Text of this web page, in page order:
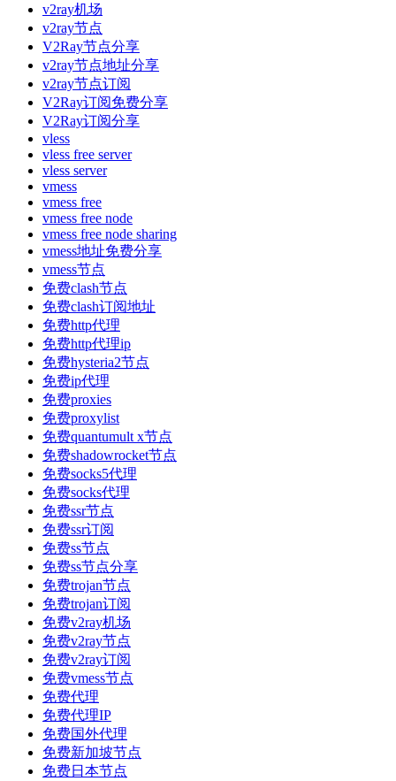
v2ray机场
v2ray节点
V2Ray节点分享
v2ray节点地址分享
v2ray节点订阅
V2Ray订阅免费分享
V2Ray订阅分享
vless
vless free server
vless server
vmess
vmess free
vmess free node
vmess free node sharing
vmess地址免费分享
vmess节点
免费clash节点
免费clash订阅地址
免费http代理
免费http代理ip
免费hysteria2节点
免费ip代理
免费proxies
免费proxylist
免费quantumult x节点
免费shadowrocket节点
免费socks5代理
免费socks代理
免费ssr节点
免费ssr订阅
免费ss节点
免费ss节点分享
免费trojan节点
免费trojan订阅
免费v2ray机场
免费v2ray节点
免费v2ray订阅
免费vmess节点
免费代理
免费代理IP
免费国外代理
免费新加坡节点
免费日本节点